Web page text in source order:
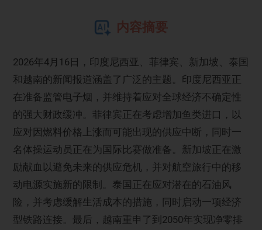
内容摘要
2026年4月16日，印度尼西亚、菲律宾、新加坡、泰国
和越南的新闻报道涵盖了广泛的主题。印度尼西亚正
在准备监管电子烟，并维持着应对全球经济不确定性
的强大财政缓冲。菲律宾正在考虑增加鱼类进口，以
应对因燃料价格上涨而可能出现的供应中断，同时一
名体操运动员正在为国际比赛做准备。新加坡正在激
励献血以避免未来的供应危机，并对航空旅行中的移
动电源实施新的限制。泰国正在应对潜在的石油风
险，并考虑缓解生活成本的措施，同时启动一项经济
型铁路连接。最后，越南重申了到2050年实现净零排